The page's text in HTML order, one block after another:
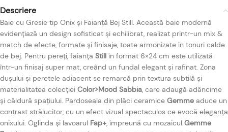
Descriere
Baie cu Gresie tip Onix și Faianță Bej Still. Această baie modernă
evidențiază un design sofisticat și echilibrat, realizat printr-un mix &
match de efecte, formate și finisaje, toate armonizate în tonuri calde
de bej. Pentru pereți, faianța Stillîn format 6×24 cm este utilizată
într-un finisaj super mat, creând un fundal elegant și rafinat. Zona
dușului și peretele adiacent se remarcă prin textura subtilă și
materialitatea colecției Color>Mood Sabbia, care adaugă adâncime
și căldură spațiului. Pardoseala din plăci ceramice Gemme aduce un
contrast strălucitor, cu un efect vizual spectaculos ce evocă eleganța
onixului. Oglinda și lavoarul Fap+, împreună cu mozaicul Gemme